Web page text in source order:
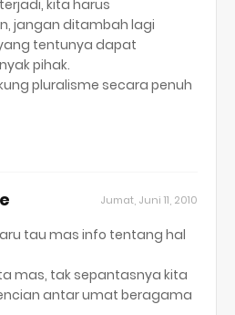
kita harus
jangan ditambah lagi
tentunya dapat
pihak.
pluralisme secara penuh
Jumat, Juni 11, 2010
tau mas info tentang hal
mas, tak sepantasnya kita
antar umat beragama